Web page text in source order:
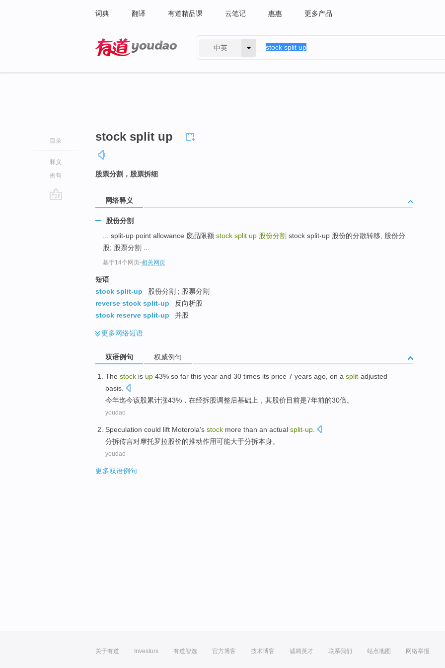
词典 翻译 有道精品课 云笔记 惠惠 更多产品
中英
目录
释义
例句
stock split up
股票分割，股票拆细
网络释义
股份分割
... split-up point allowance 废品限额 stock split up 股份分割 stock split-up 股份的分散转移, 股份分
股; 股票分割 ...
基于14个网页-相关网页
短语
stock split-up
股份分割 ; 股票分割
reverse stock split-up
反向析股
stock reserve split-up
并股
更多网络短语
双语例句 权威例句
The stock is up 43% so far this year and 30 times its price 7 years ago, on a split-adjusted
basis.
今年迄今该股累计涨43%， 在经拆股调整后基础上 ， 其股价目前是7年前的30倍。
youdao
Speculation could lift Motorola's stock more than an actual split-up
分拆传言对摩托罗拉股价的推动作用可能大于分拆本身。
youdao
更多双语例句
关于有道 Investors 有道智选 官方博客 技术博客 诚聘英才 联系我们 站点地图 网络举报